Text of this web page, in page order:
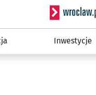
Inwestycje